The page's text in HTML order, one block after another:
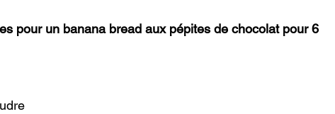
pour un banana bread aux pépites de chocolat pour 6